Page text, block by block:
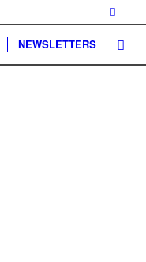
NEWSLETTERS